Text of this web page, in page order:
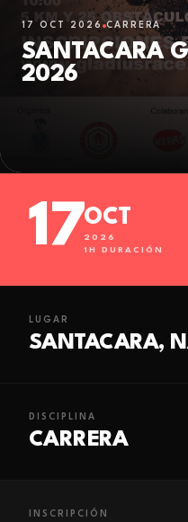
17 OCT 2026 CARRERA
SANTACARA
2026
17OCT
2026
1H DURACIÓN
LUGAR
SANTACARA,
DISCIPLINA
CARRERA
INSCRIPCIÓN